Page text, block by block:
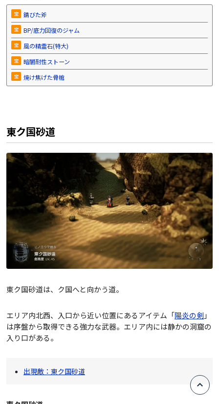
宝 錆びた斧
宝 BP/底力回復のジャム
宝 風の精霊石(特大)
宝 暗闇耐性ストーン
宝 焼け焦げた骨槍
東ク国砂道
東ク国砂道は、ク国へと向かう道。
エリア内北西、入口から近い位置にあるアイテム「陽炎の剣 」
は序盤から取得できる強力な武器。エリア内には静かの洞窟の
入り口がある。
出現敵：東ク国砂道